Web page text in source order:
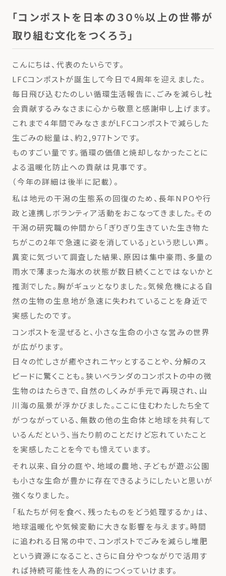
「コンポストを日本の３０％以上の世帯が
取り組む文化をつくろう」
こんにちは、代表のたいらです。
LFCコンポストが誕生して今日で4周年を迎えました。
毎日飛び込むたのしい循環生活報告に、ごみを減らし社
会貢献するみなさまに心から敬意と感謝申し上げます。
これまで４年間でみなさまがLFCコンポストで減らした
生ごみの総量は、約2,977トンです。
ものすごい量です。循環の価値と焼却しなかったことに
よる温暖化防止への貢献は見事です。
（今年の詳細は後半に記載）。
私は地元の干潟の生態系の回復のため、長年NPOや行
政と連携しボランティア活動をおこなってきました。その
干潟の研究職の仲間から「ぎりぎり生きていた生き物た
ちがこの2年で急速に姿を消している」という悲しい声。
異変に気づいて調査した結果、原因は集中豪雨、多量の
雨水で薄まった海水の状態が数日続くことではないかと
推測でした。胸がギュッとなりました。気候危機による自
然の生物の生息地が急速に失われていることを身近で
実感したのです。
コンポストを混ぜると、小さな生命の小さな営みの世界
が広がります。
日々の忙しさが癒やされニヤッとすることや、分解のス
ピードに驚くことも。狭いベランダのコンポストの中の微
生物のはたらきで、自然のしくみが手元で再現され、山
川海の風景が浮かびました。ここに住むわたしたち全て
がつながっている、無数の他の生命体と地球を共有して
いるんだという、当たり前のことだけど忘れていたこと
を実感したことを今でも憶えています。
それ以来、自分の庭や、地域の農地、子どもが遊ぶ公園
も小さな生命が豊かに存在できるようにしたいと思いが
強くなりました。
「私たちが何を食べ、残ったものをどう処理するか」は、
地球温暖化や気候変動に大きな影響を与えます。時間
に追われる日常の中で、コンポストでごみを減らし堆肥
という資源になること、さらに自分やつながりで活用す
れば持続可能性を人為的につくっていけます。